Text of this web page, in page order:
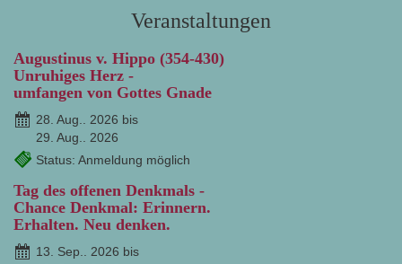
Veranstaltungen
Augustinus v. Hippo (354-430)
Unruhiges Herz -
umfangen von Gottes Gnade
28. Aug.. 2026 bis
29. Aug.. 2026
Status: Anmeldung möglich
Tag des offenen Denkmals -
Chance Denkmal: Erinnern.
Erhalten. Neu denken.
13. Sep.. 2026 bis